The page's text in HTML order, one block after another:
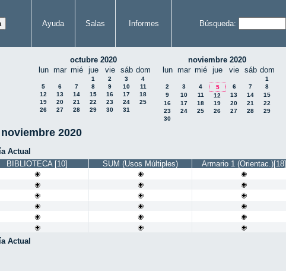
Ayuda Salas Informes Búsqueda:
octubre 2020
lun mar mié jue vie sáb dom
1 2 3
4
5
6 7 8 9 10
11
12
13 14 15 16 17
18
19
20 21 22 23 24
25
26
27 28 29 30 31
noviembre 2020
lun mar mié jue vie sáb dom
1
2
3 4 5 6 7
8
9
10 11 12 13 14
15
16
17 18 19 20 21
22
23
24 25 26 27 28
29
30
2020
Actual
BIBLIOTECA [10] SUM (Usos Múltiples) Armario 1 (Orientac.)[18]
Actual